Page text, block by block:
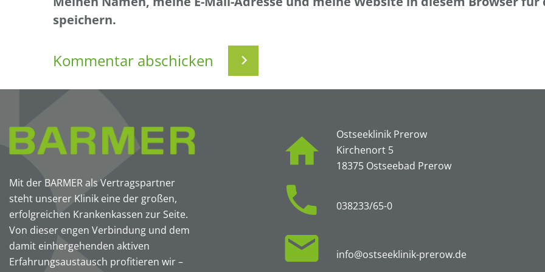
speichern.
Mit der BARMER als Vertragspartner
steht unserer Klinik eine der großen,
erfolgreichen Krankenkassen zur Seite.
Von dieser engen Verbindung und dem
damit einhergehenden aktiven
Erfahrungsaustausch profitieren wir –
Ostseeklinik Prerow
Kirchenort 5
18375 Ostseebad Prerow
038233/65-0
info@ostseeklinik-prerow.de